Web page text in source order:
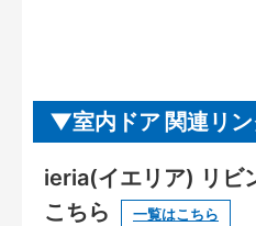
室内ドア 関連リン
ieria(イエリア) リビ
こちら
一覧はこちら